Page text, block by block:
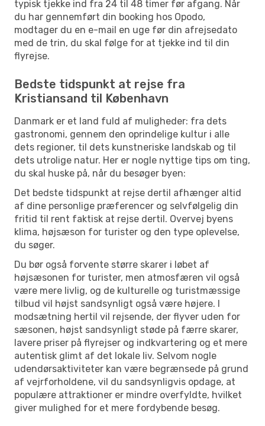
typisk tjekke ind fra 24 til 48 timer før afgang. Når
du har gennemført din booking hos Opodo,
modtager du en e-mail en uge før din afrejsedato
med de trin, du skal følge for at tjekke ind til din
flyrejse.
Bedste tidspunkt at rejse fra
Kristiansand til København
Danmark er et land fuld af muligheder: fra dets
gastronomi, gennem den oprindelige kultur i alle
dets regioner, til dets kunstneriske landskab og til
dets utrolige natur. Her er nogle nyttige tips om ting,
du skal huske på, når du besøger byen:
Det bedste tidspunkt at rejse dertil afhænger altid
af dine personlige præferencer og selvfølgelig din
fritid til rent faktisk at rejse dertil. Overvej byens
klima, højsæson for turister og den type oplevelse,
du søger.
Du bør også forvente større skarer i løbet af
højsæsonen for turister, men atmosfæren vil også
være mere livlig, og de kulturelle og turistmæssige
tilbud vil højst sandsynligt også være højere. I
modsætning hertil vil rejsende, der flyver uden for
sæsonen, højst sandsynligt støde på færre skarer,
lavere priser på flyrejser og indkvartering og et mere
autentisk glimt af det lokale liv. Selvom nogle
udendørsaktiviteter kan være begrænsede på grund
af vejrforholdene, vil du sandsynligvis opdage, at
populære attraktioner er mindre overfyldte, hvilket
giver mulighed for et mere fordybende besøg.